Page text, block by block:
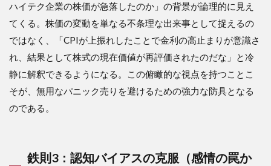
ハイテク企業の株価が急落したのか」の背景が論理的に見え
てくる。株価の変動を単なる不条理な出来事として捉えるの
ではなく、「CPIが上振れしたことで金利の高止まりが意識さ
れ、結果として株式の現在価値が再評価されたのだな」と冷
静に解釈できるようになる。この俯瞰的な視点を持つことこ
そが、無用なパニック売りを避けるための強力な防具となる
のである。
鉄則3：認知バイアスの克服（感情の罠か